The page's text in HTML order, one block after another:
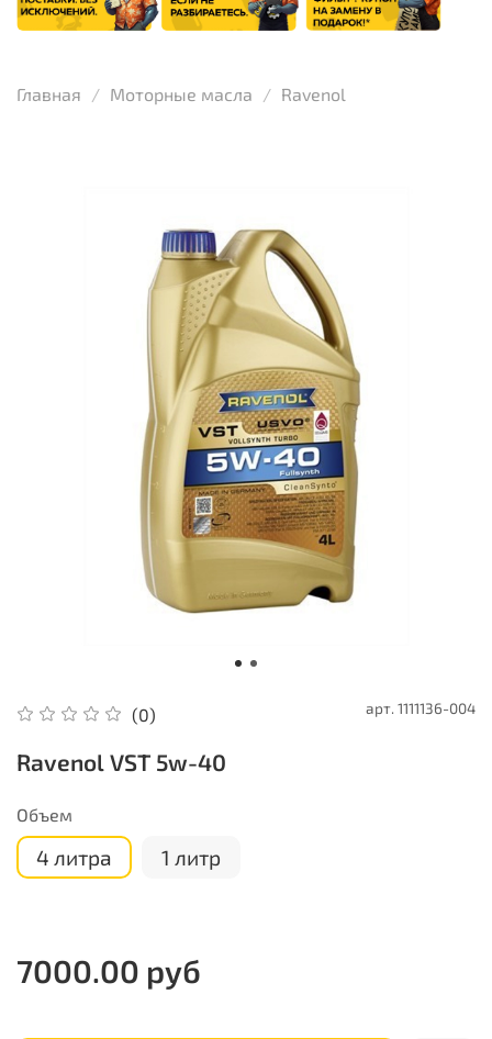
Главная Моторные масла Ravenol
(0) арт. 1111136-004
Ravenol VST 5w-40
Объем
4 литра 1 литр
7000.00 руб